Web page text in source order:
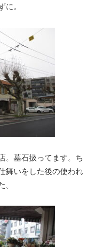
に。
。墓石扱ってます。ち
舞いをした後の使われ
。